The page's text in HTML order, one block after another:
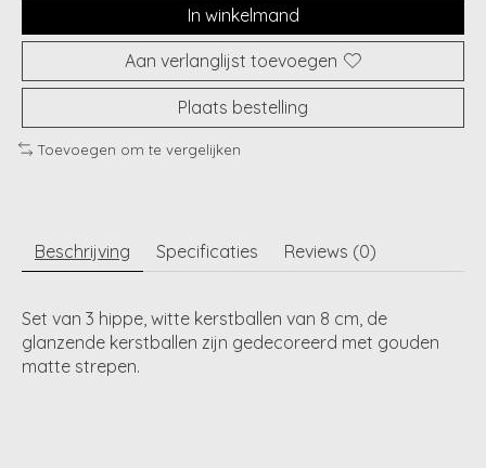
In winkelmand
Aan verlanglijst toevoegen
Plaats bestelling
Toevoegen om te vergelijken
Beschrijving Specificaties Reviews (0)
Set van 3 hippe, witte kerstballen van 8 cm, de
glanzende kerstballen zijn gedecoreerd met gouden
matte strepen.